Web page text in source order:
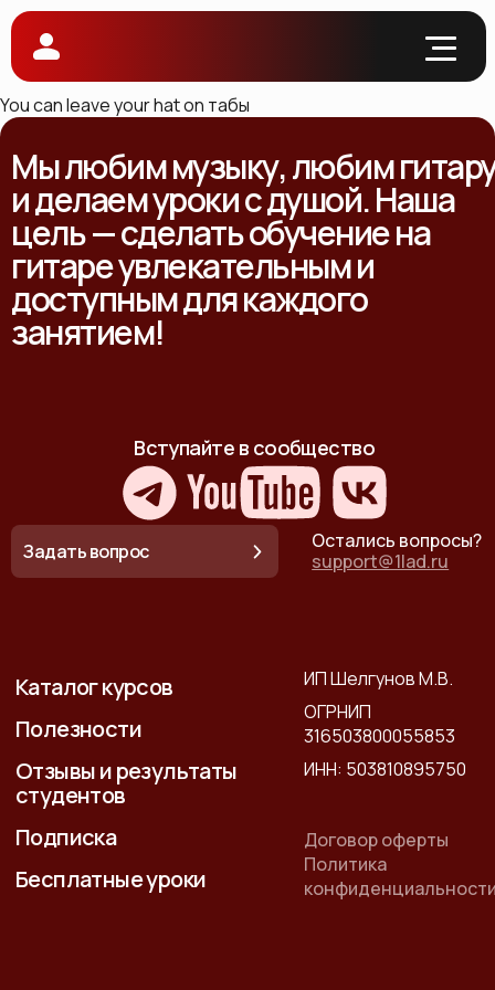
You can leave your hat on табы
Мы любим музыку, любим
и делаем уроки с душой. Наша
цель — сделать обучение на
гитаре увлекательным и
доступным для каждого
занятием!
Вступайте в сообщество
Остались вопросы?
support@1lad.ru
Задать вопрос
Каталог курсов
Полезности
Отзывы и результаты
студентов
Подписка
Бесплатные уроки
ИП Шелгунов М.В.
ОГРНИП
316503800055853
ИНН: 503810895750
Договор оферты
Политика